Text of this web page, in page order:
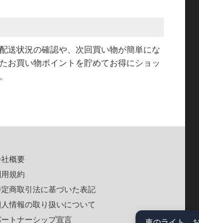
送状況の確認や、次回買い物が簡単にな
お買い物ポイントを貯めてお得にショッ
概要
規約
商取引法に基づいた表記
情報の取り扱いについて
トナーシップ宣言